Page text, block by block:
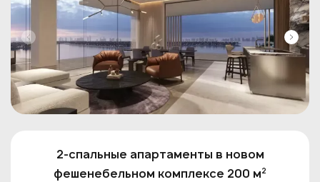
2-спальные апартаменты в новом
фешенебельном комплексе 200 м2